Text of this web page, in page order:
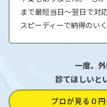
まで最短当日〜翌日で対
スピーディーで納得のい
一度、
診てほしいと
プロが見る０